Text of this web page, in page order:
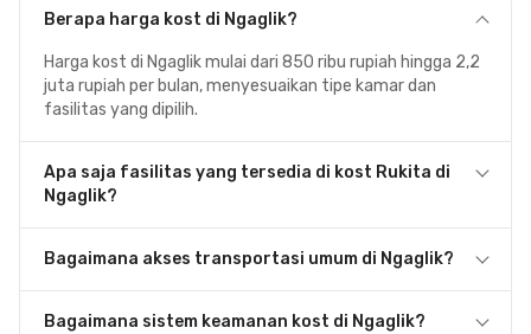
Berapa harga kost di Ngaglik?
Harga kost di Ngaglik mulai dari 850 ribu rupiah hingga 2,2
juta rupiah per bulan, menyesuaikan tipe kamar dan
fasilitas yang dipilih.
Apa saja fasilitas yang tersedia di kost Rukita di
Ngaglik?
Bagaimana akses transportasi umum di Ngaglik?
Bagaimana sistem keamanan kost di Ngaglik?